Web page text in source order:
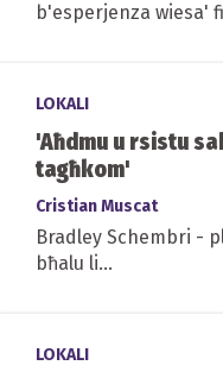
b'esperjenza wiesa'
LOKALI
'Aħdmu u rsistu
tagħkom'
Cristian Muscat
Bradley Schembri -
bħalu li...
LOKALI